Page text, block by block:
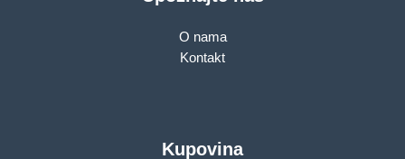
O nama
Kontakt
Kupovina